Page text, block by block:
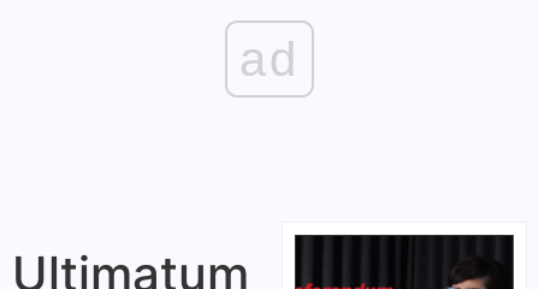
ad
Ultimatum